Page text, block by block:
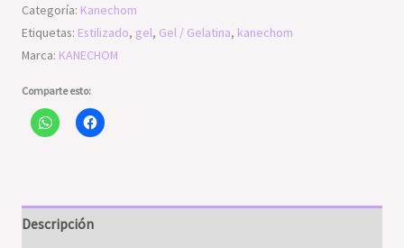
Categoría: Kanechom
Etiquetas: Estilizado, gel, Gel / Gelatina, kanechom
Marca: KANECHOM
Comparte esto:
Descripción